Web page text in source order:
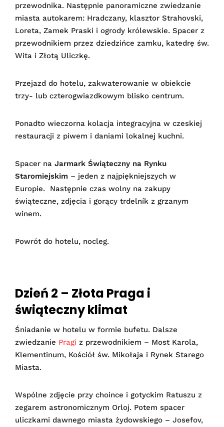
przewodnika. Następnie panoramiczne zwiedzanie
miasta autokarem: Hradczany, klasztor Strahovski,
Loreta, Zamek Praski i ogrody królewskie. Spacer z
przewodnikiem przez dziedzińce zamku, katedrę św.
Wita i Złotą Uliczkę.
Przejazd do hotelu, zakwaterowanie w obiekcie
trzy- lub czterogwiazdkowym blisko centrum.
Ponadto wieczorna kolacja integracyjna w czeskiej
restauracji z piwem i daniami lokalnej kuchni.
Spacer na Jarmark Świąteczny na Rynku
Staromiejskim – jeden z najpiękniejszych w
Europie. Następnie czas wolny na zakupy
świąteczne, zdjęcia i gorący trdelník z grzanym
winem.
Powrót do hotelu, nocleg.
Dzień 2 – Złota Praga i
świąteczny klimat
Śniadanie w hotelu w formie bufetu. Dalsze
zwiedzanie Pragi z przewodnikiem – Most Karola,
Klementinum, Kościół św. Mikołaja i Rynek Starego
Miasta.
Wspólne zdjęcie przy choince i gotyckim Ratuszu z
zegarem astronomicznym Orloj. Potem spacer
uliczkami dawnego miasta żydowskiego – Josefov,